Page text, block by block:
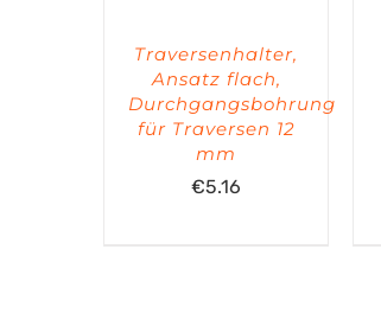
Traversenhalter,
Ansatz flach,
Durchgangsbohrung
für Traversen 12
mm
€5.16